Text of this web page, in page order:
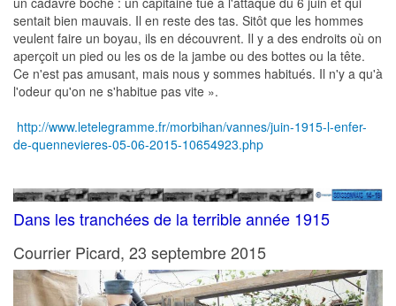
sentait bien mauvais. Il en reste des tas. Sitôt que les hommes
veulent faire un boyau, ils en découvrent. Il y a des endroits où on
aperçoit un pied ou les os de la jambe ou des bottes ou la tête.
Ce n'est pas amusant, mais nous y sommes habitués. Il n'y a qu'à
l'odeur qu'on ne s'habitue pas vite ».
http://www.letelegramme.fr/morbihan/vannes/juin-1915-l-enfer-
de-quennevieres-05-06-2015-10654923.php
Dans les tranchées de la terrible année 1915
Courrier Picard, 23 septembre 2015